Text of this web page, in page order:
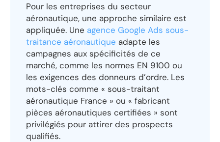
Pour les entreprises du secteur
aéronautique, une approche similaire est
appliquée. Une agence Google Ads sous-
traitance aéronautique adapte les
campagnes aux spécificités de ce
marché, comme les normes EN 9100 ou
les exigences des donneurs d’ordre. Les
mots-clés comme « sous-traitant
aéronautique France » ou « fabricant
pièces aéronautiques certifiées » sont
privilégiés pour attirer des prospects
qualifiés.